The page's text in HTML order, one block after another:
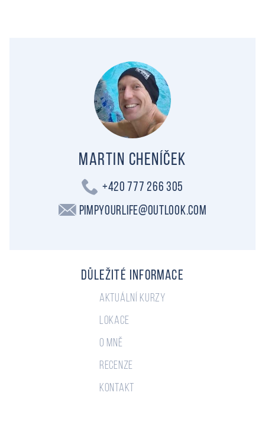
Martin Cheníček
+420 777 266 305
PimpYourLife@outlook.com
Důležité informace
Aktuální kurzy
Lokace
O mně
Recenze
Kontakt